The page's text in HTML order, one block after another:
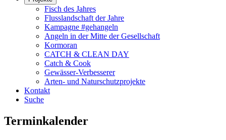
Fisch des Jahres
Flusslandschaft der Jahre
Kampagne #gehangeln
Angeln in der Mitte der Gesellschaft
Kormoran
CATCH & CLEAN DAY
Catch & Cook
Gewässer-Verbesserer
Arten- und Naturschutzprojekte
Kontakt
Suche
Terminkalender